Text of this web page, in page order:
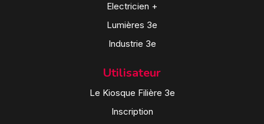
Electricien +
Lumières 3e
Industrie 3e
Utilisateur
Le Kiosque Filière 3e
Inscription